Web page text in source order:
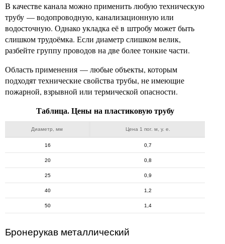
В качестве канала можно применить любую техническую
трубу — водопроводную, канализационную или
водосточную. Однако укладка её в штробу может быть
слишком трудоёмка. Если диаметр слишком велик,
разбейте группу проводов на две более тонкие части.
Область применения — любые объекты, которым
подходят технические свойства трубы, не имеющие
пожарной, взрывной или термической опасности.
Таблица. Цены на пластиковую трубу
Диаметр, мм Цена 1 пог. м, у. е.
16 0,7
20 0,8
25 0,9
40 1,2
50 1,4
Бронерукав металлический